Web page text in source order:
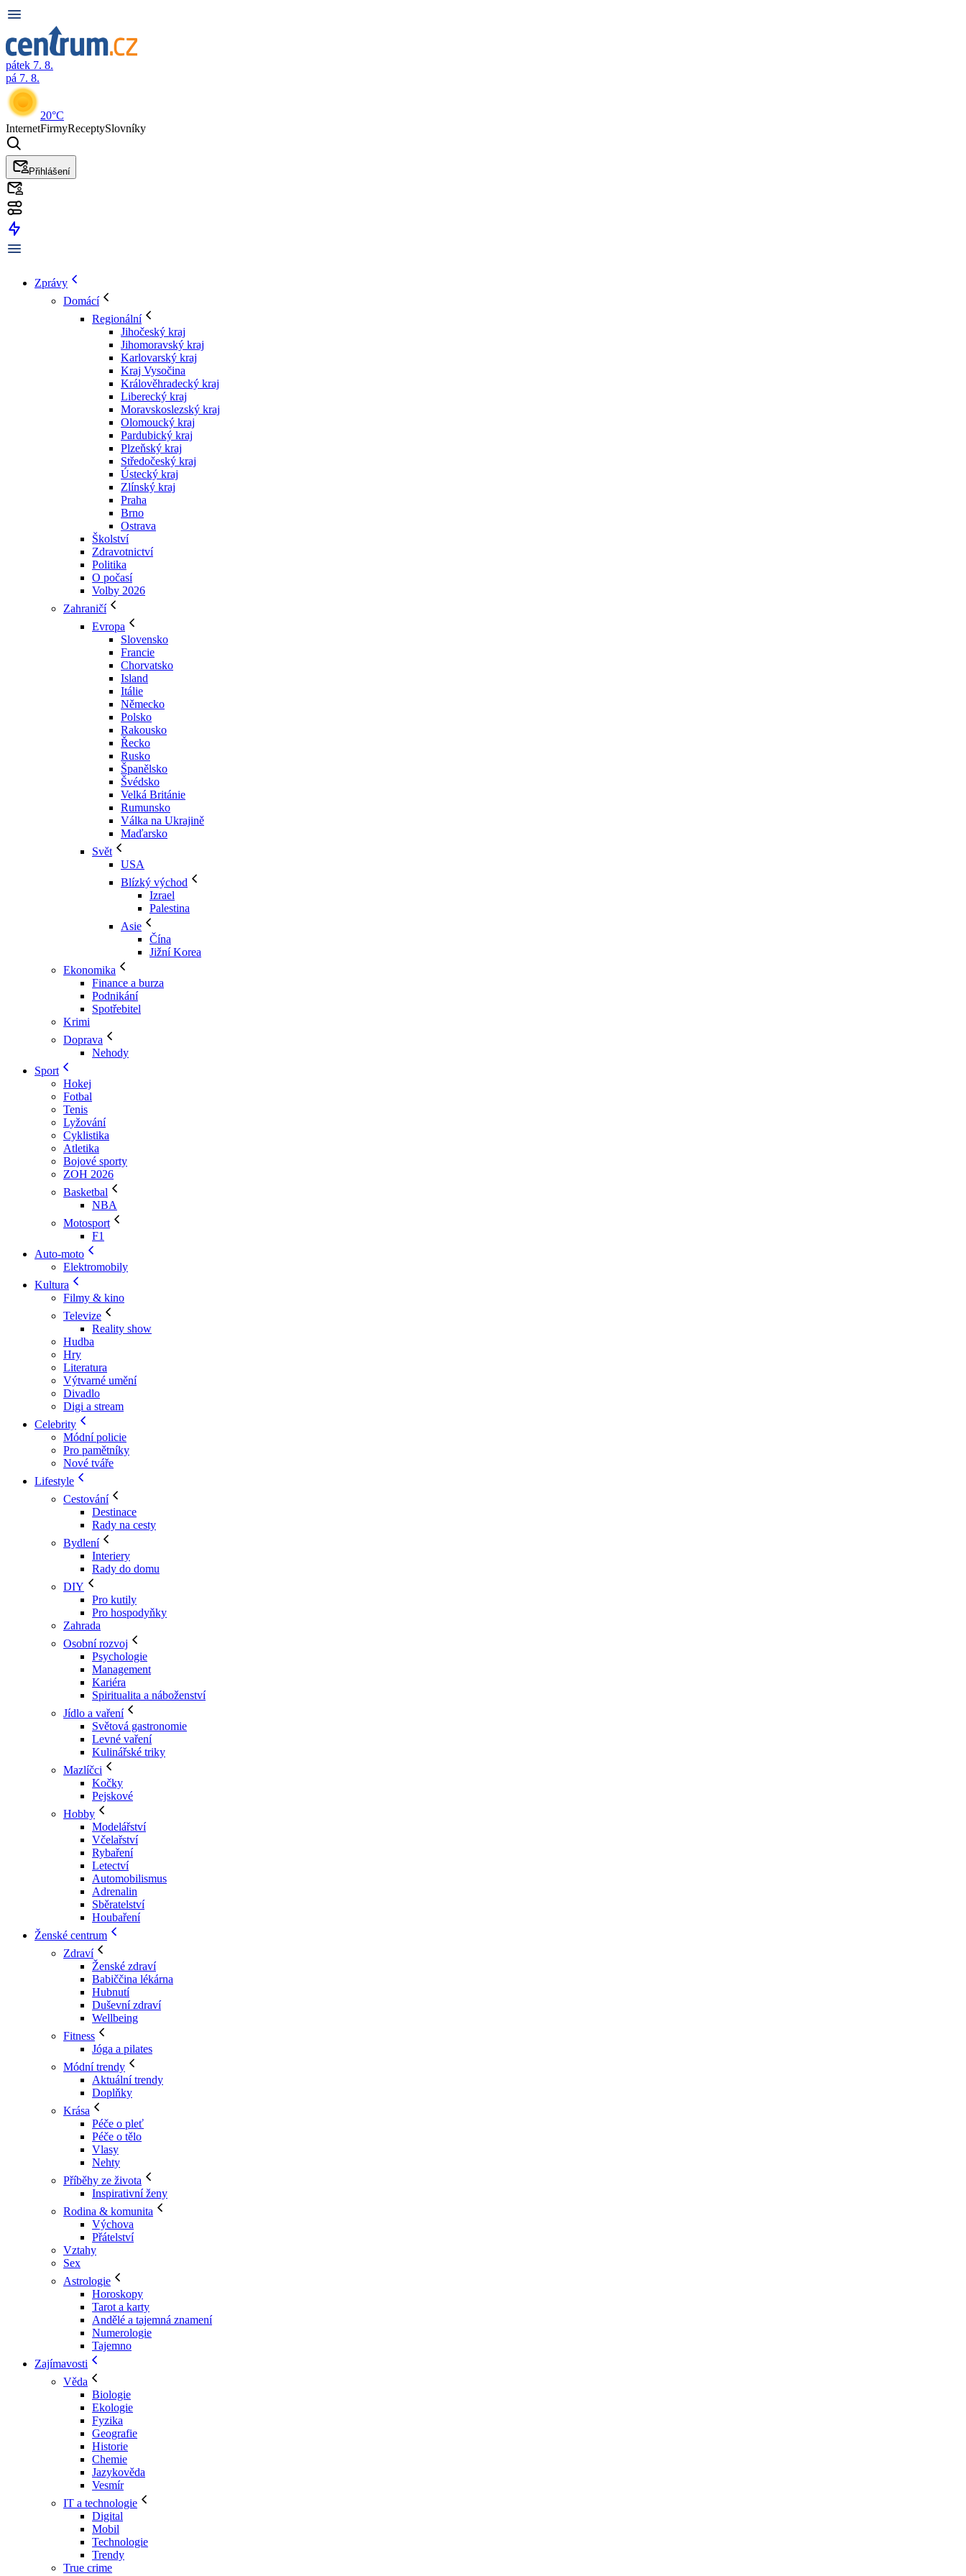
pátek 7. 8.
pá 7. 8.
20°C
InternetFirmyReceptySlovníky
Přihlášení
Zprávy
Domácí
Regionální
Jihočeský kraj
Jihomoravský kraj
Karlovarský kraj
Kraj Vysočina
Králověhradecký kraj
Liberecký kraj
Moravskoslezský kraj
Olomoucký kraj
Pardubický kraj
Plzeňský kraj
Středočeský kraj
Ústecký kraj
Zlínský kraj
Praha
Brno
Ostrava
Školství
Zdravotnictví
Politika
O počasí
Volby 2026
Zahraničí
Evropa
Slovensko
Francie
Chorvatsko
Island
Itálie
Německo
Polsko
Rakousko
Řecko
Rusko
Španělsko
Švédsko
Velká Británie
Rumunsko
Válka na Ukrajině
Maďarsko
Svět
USA
Blízký východ
Izrael
Palestina
Asie
Čína
Jižní Korea
Ekonomika
Finance a burza
Podnikání
Spotřebitel
Krimi
Doprava
Nehody
Sport
Hokej
Fotbal
Tenis
Lyžování
Cyklistika
Atletika
Bojové sporty
ZOH 2026
Basketbal
NBA
Motosport
F1
Auto-moto
Elektromobily
Kultura
Filmy & kino
Televize
Reality show
Hudba
Hry
Literatura
Výtvarné umění
Divadlo
Digi a stream
Celebrity
Módní policie
Pro pamětníky
Nové tváře
Lifestyle
Cestování
Destinace
Rady na cesty
Bydlení
Interiery
Rady do domu
DIY
Pro kutily
Pro hospodyňky
Zahrada
Osobní rozvoj
Psychologie
Management
Kariéra
Spiritualita a náboženství
Jídlo a vaření
Světová gastronomie
Levné vaření
Kulinářské triky
Mazlíčci
Kočky
Pejskové
Hobby
Modelářství
Včelařství
Rybaření
Letectví
Automobilismus
Adrenalin
Sběratelství
Houbaření
Ženské centrum
Zdraví
Ženské zdraví
Babiččina lékárna
Hubnutí
Duševní zdraví
Wellbeing
Fitness
Jóga a pilates
Módní trendy
Aktuální trendy
Doplňky
Krása
Péče o pleť
Péče o tělo
Vlasy
Nehty
Příběhy ze života
Inspirativní ženy
Rodina & komunita
Výchova
Přátelství
Vztahy
Sex
Astrologie
Horoskopy
Tarot a karty
Andělé a tajemná znamení
Numerologie
Tajemno
Zajímavosti
Věda
Biologie
Ekologie
Fyzika
Geografie
Historie
Chemie
Jazykověda
Vesmír
IT a technologie
Digital
Mobil
Technologie
Trendy
True crime